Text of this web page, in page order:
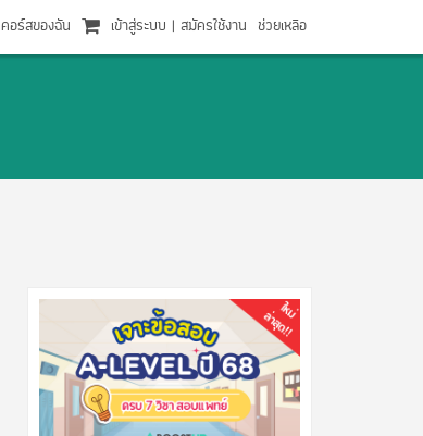
เข้าสู่ระบบ | สมัครใช้งาน ช่วยเหลือ
คอร์สของฉัน